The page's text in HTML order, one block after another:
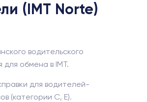
(IMT Norte)
водительского
обмена в IMT.
для водителей-
(категории C, E).